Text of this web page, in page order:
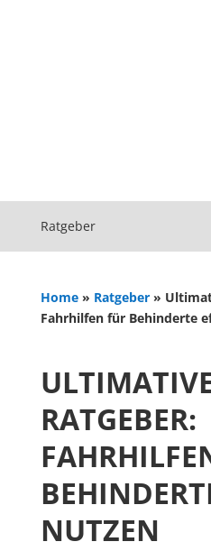
Ratgeber
Home» Ratgeber»
Fahrhilfen für Behinderte
RATGEBER:
NUTZEN